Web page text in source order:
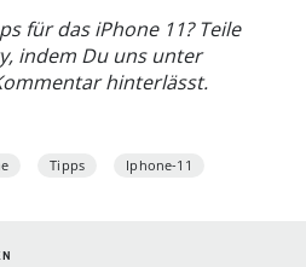
für das iPhone 11? Teile
indem Du uns unter
hinterlässt.
Tipps Iphone-11